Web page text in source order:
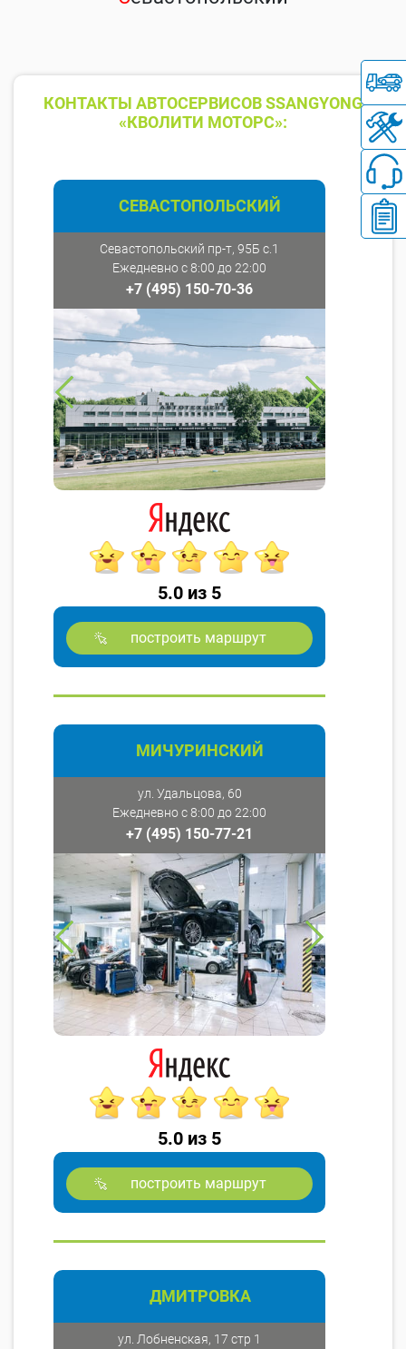
КОНТАКТЫ АВТОСЕРВИСОВ SSANGYONG
«КВОЛИТИ МОТОРС»:
СЕВАСТОПОЛЬСКИЙ
Севастопольский пр-т, 95Б с.1
Ежедневно с 8:00 до 22:00
+7 (495) 150-70-36
5.0 из 5
построить маршрут
МИЧУРИНСКИЙ
ул. Удальцова, 60
Ежедневно с 8:00 до 22:00
+7 (495) 150-77-21
5.0 из 5
построить маршрут
ДМИТРОВКА
ул. Лобненская, 17 стр 1